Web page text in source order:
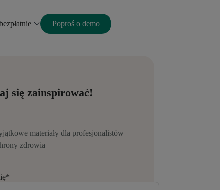
Poproś o demo
się zainspirować!
materiały dla profesjonalistów
zdrowia
*